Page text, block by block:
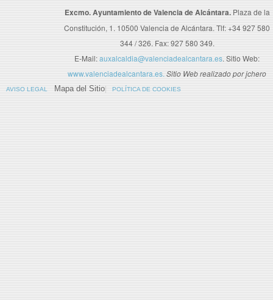
Excmo. Ayuntamiento de Valencia de Alcántara. Plaza de la
Constitución, 1. 10500 Valencia de Alcántara. Tlf: +34 927 580
344 / 326. Fax: 927 580 349.
E-Mail:auxalcaldia@valenciadealcantara.es. Sitio Web:
www.valenciadealcantara.es. Sitio Web realizado por jchero
AVISO LEGAL Mapa del Sitio POLÍTICA DE COOKIES